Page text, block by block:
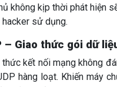
không kịp thời phát hiện
sử dụng.
– Giao thức gói dữ
kết nối mạng không
hàng loạt. Khiến máy